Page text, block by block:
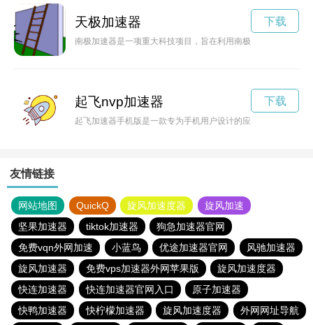
天极加速器
南极加速器是一项重大科技项目，旨在利用南极独特的资源和
下载
起飞nvp加速器
起飞加速器手机版是一款专为手机用户设计的应用程序，旨在
下载
友情链接
网站地图 QuickQ 旋风加速度器
旋风加速
坚果加速器
tiktok加速器
狗急加速器官网
免费vqn外网加速
小蓝鸟 优途加速器官网
风驰加速器
旋风加速器
免费vps加速器外网苹果版
旋风加速度器
快连加速器
快连加速器官网入口
原子加速器
快鸭加速器
快柠檬加速器 旋风加速度器 外网网址导航